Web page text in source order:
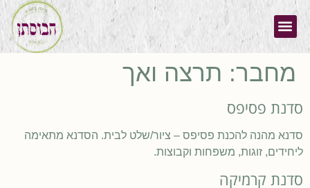
מחבר: תרצה ואך
סדנת פסיפס
סדנא מהנה להכנת פסיפס – ציור/שלט לבית. הסדנא מתאימה
ליחידים, זוגות, משפחות וקבוצות.
סדנת קרמיקה